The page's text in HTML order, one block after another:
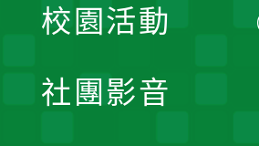
校園活動
社團影音